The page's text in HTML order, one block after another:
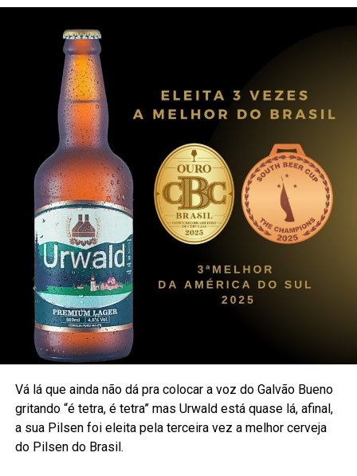
Assista no youtube e nas redes sociais do Brilha.
https://www.youtube.com/watch?v=WIOXtuj5JlI
Vá lá que ainda não dá pra colocar a voz do Galvão Bueno
gritando “é tetra, é tetra” mas Urwald está quase lá, afinal,
a sua Pilsen foi eleita pela terceira vez a melhor cerveja
do Pilsen do Brasil.